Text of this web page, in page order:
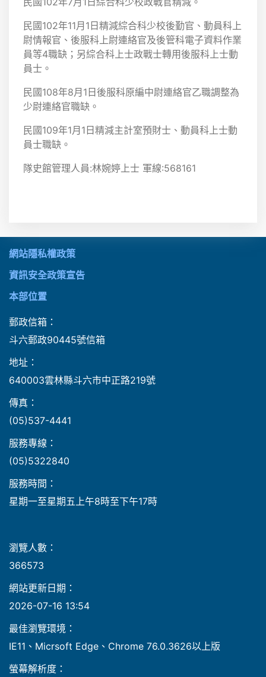
民國102年11月1日精減綜合科少校後勤官、動員科上
尉情報官、後服科上尉連絡官及後管科電子資料作業
員等4職缺；另綜合科上士政戰士轉用後服科上士動
員士。
民國108年8月1日後服科原編中尉連絡官乙職調整為
少尉連絡官職缺。
民國109年1月1日精減主計室預財士、動員科上士動
員士職缺。
隊史館管理人員:林婉婷上士 軍線:568161
網站隱私權政策
資訊安全政策宣告
本部位置
郵政信箱：
斗六郵政90445號信箱
地址：
640003雲林縣斗六市中正路219號
傳真：
(05)537-4441
服務專線：
(05)5322840
服務時間：
星期一至星期五上午8時至下午17時
瀏覽人數：
366573
網站更新日期：
2026-07-16 13:54
最佳瀏覽環境：
IE11、Micrsoft Edge、Chrome 76.0.3626以上版
螢幕解析度：